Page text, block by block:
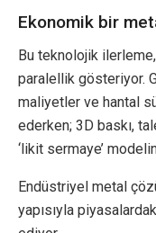
Ekonomik bir
Bu teknolojik
paralellik gösteriyor.
maliyetler ve hantal
ederken; 3D baskı,
‘likit sermaye’
Endüstriyel metal
yapısıyla